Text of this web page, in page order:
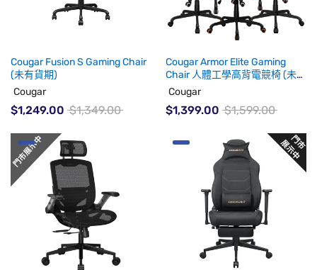
Cougar Fusion S Gaming Chair
(未有貨期)
Cougar
$1,249.00 $1,349.00
Cougar Armor Elite Gaming
Chair 人體工學高背電競椅 (未有
貨期)
Cougar
$1,399.00 $1,599.00